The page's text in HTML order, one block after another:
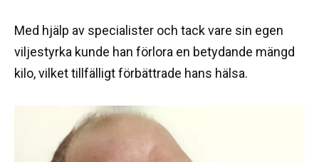
Med hjälp av specialister och tack vare sin egen
viljestyrka kunde han förlora en betydande mängd
kilo, vilket tillfälligt förbättrade hans hälsa.